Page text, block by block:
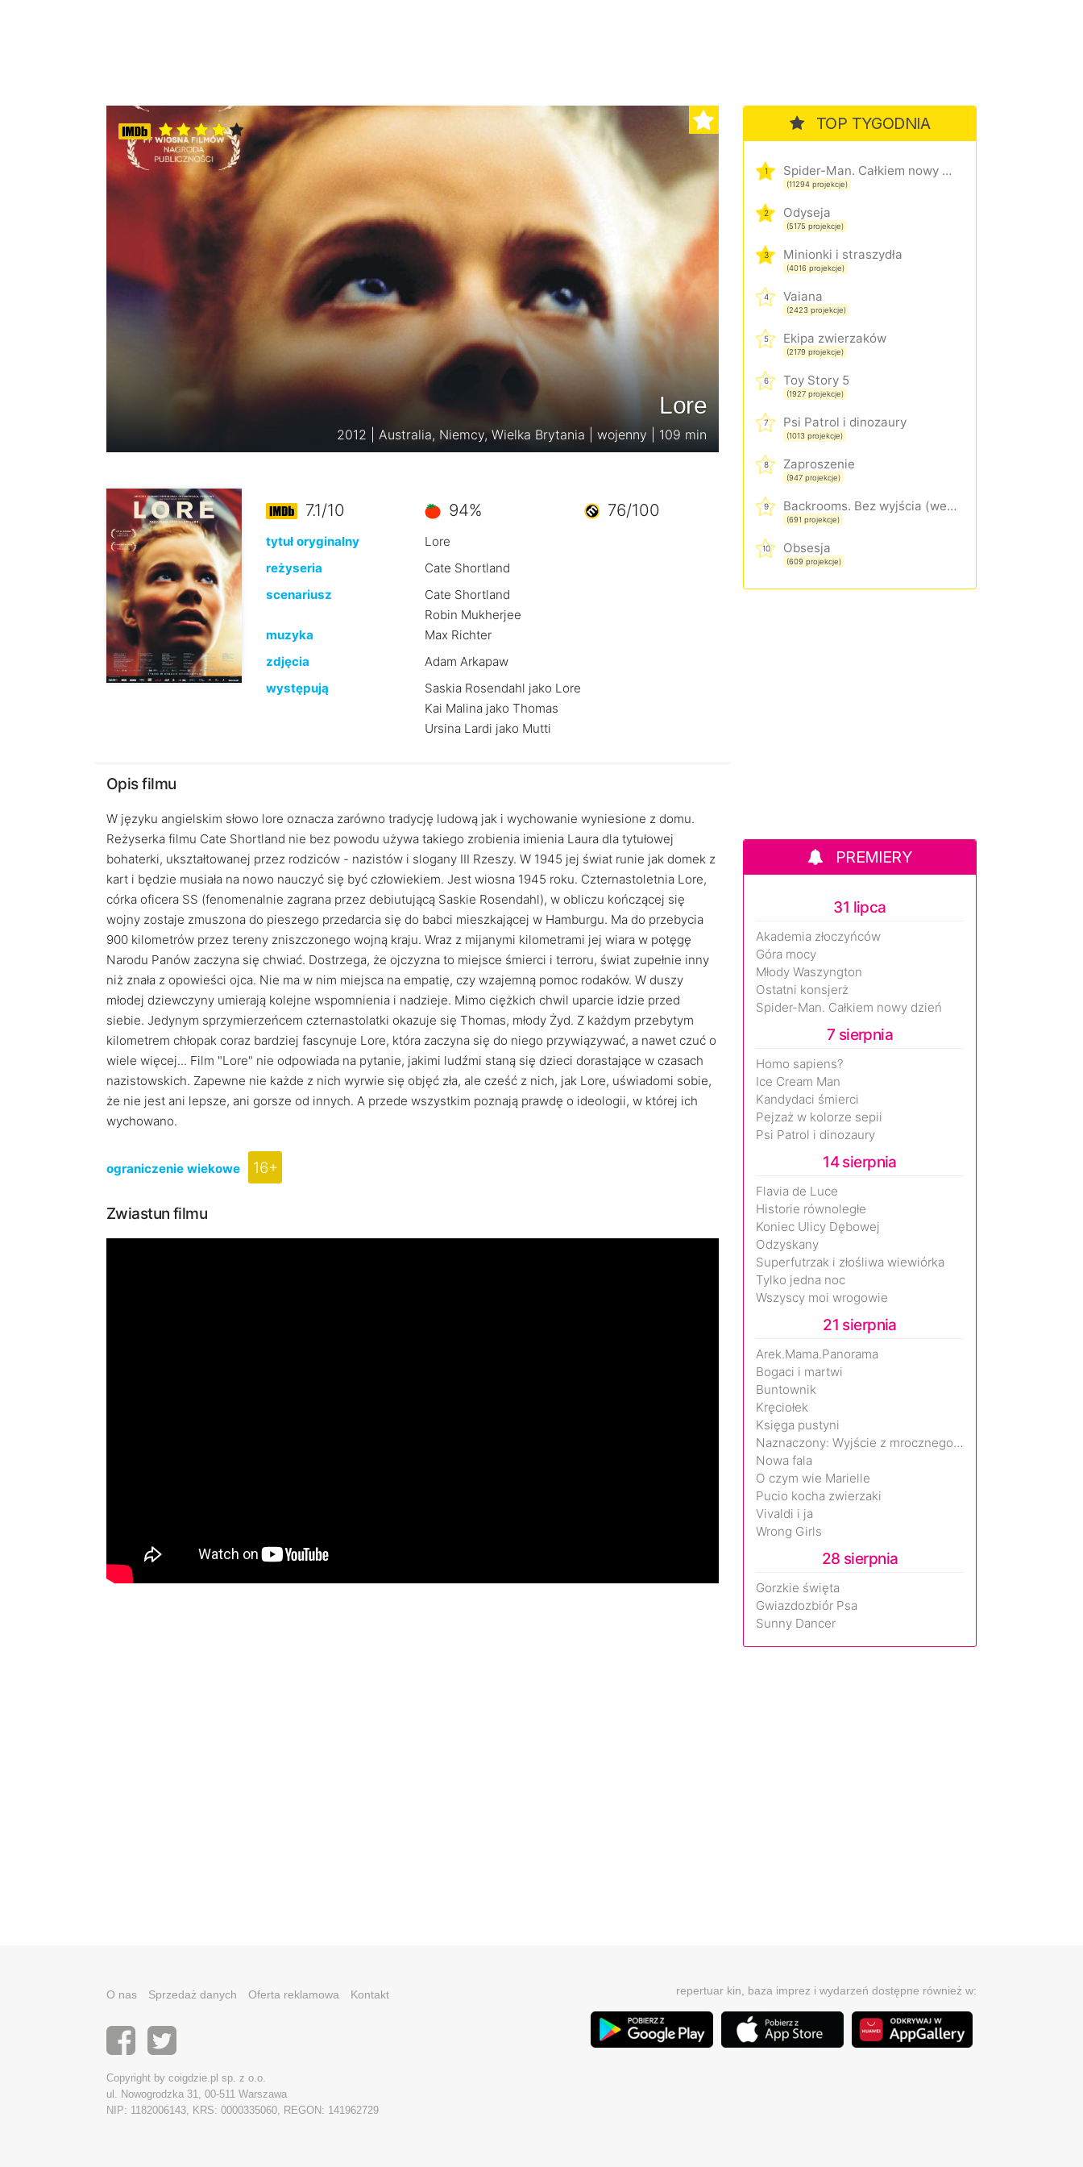
Lore
2012 | Australia, Niemcy, Wielka Brytania | wojenny | 109 min
7.1/10 94% 76/100
tytuł oryginalny
Lore
reżyseria
Cate Shortland
scenariusz
Cate Shortland
Robin Mukherjee
muzyka
Max Richter
zdjęcia
Adam Arkapaw
występują
Saskia Rosendahl jako Lore
Kai Malina jako Thomas
Ursina Lardi jako Mutti
Opis filmu
W języku angielskim słowo lore oznacza zarówno tradycję ludową jak i wychowanie wyniesione z domu.
Reżyserka filmu Cate Shortland nie bez powodu używa takiego zrobienia imienia Laura dla tytułowej
bohaterki, ukształtowanej przez rodziców - nazistów i slogany III Rzeszy. W 1945 jej świat runie jak domek z
kart i będzie musiała na nowo nauczyć się być człowiekiem. Jest wiosna 1945 roku. Czternastoletnia Lore,
córka oficera SS (fenomenalnie zagrana przez debiutującą Saskie Rosendahl), w obliczu kończącej się
wojny zostaje zmuszona do pieszego przedarcia się do babci mieszkającej w Hamburgu. Ma do przebycia
900 kilometrów przez tereny zniszczonego wojną kraju. Wraz z mijanymi kilometrami jej wiara w potęgę
Narodu Panów zaczyna się chwiać. Dostrzega, że ojczyzna to miejsce śmierci i terroru, świat zupełnie inny
niż znała z opowieści ojca. Nie ma w nim miejsca na empatię, czy wzajemną pomoc rodaków. W duszy
młodej dziewczyny umierają kolejne wspomnienia i nadzieje. Mimo ciężkich chwil uparcie idzie przed
siebie. Jedynym sprzymierzeńcem czternastolatki okazuje się Thomas, młody Żyd. Z każdym przebytym
kilometrem chłopak coraz bardziej fascynuje Lore, która zaczyna się do niego przywiązywać, a nawet czuć o
wiele więcej... Film "Lore" nie odpowiada na pytanie, jakimi ludźmi staną się dzieci dorastające w czasach
nazistowskich. Zapewne nie każde z nich wyrwie się objęć zła, ale cześć z nich, jak Lore, uświadomi sobie,
że nie jest ani lepsze, ani gorsze od innych. A przede wszystkim poznają prawdę o ideologii, w której ich
wychowano.
ograniczenie wiekowe 16+
Zwiastun filmu
TOP TYGODNIA
1 Spider-Man. Całkiem nowy dzień
(11294 projekcje)
2 Odyseja
(5175 projekcje)
3 Minionki i straszydła
(4016 projekcje)
4 Vaiana
(2423 projekcje)
5 Ekipa zwierzaków
(2179 projekcje)
6 Toy Story 5
(1927 projekcje)
7 Psi Patrol i dinozaury
(1013 projekcje)
8 Zaproszenie
(947 projekcje)
9 Backrooms. Bez wyjścia (wersja rozszerzona)
(691 projekcje)
10 Obsesja
(609 projekcje)
PREMIERY
31 lipca
Akademia złoczyńców
Góra mocy
Młody Waszyngton
Ostatni konsjerż
Spider-Man. Całkiem nowy dzień
7 sierpnia
Homo sapiens?
Ice Cream Man
Kandydaci śmierci
Pejzaż w kolorze sepii
Psi Patrol i dinozaury
14 sierpnia
Flavia de Luce
Historie równoległe
Koniec Ulicy Dębowej
Odzyskany
Superfutrzak i złośliwa wiewiórka
Tylko jedna noc
Wszyscy moi wrogowie
21 sierpnia
Arek.Mama.Panorama
Bogaci i martwi
Buntownik
Kręciołek
Księga pustyni
Naznaczony: Wyjście z mrocznego wymiaru
Nowa fala
O czym wie Marielle
Pucio kocha zwierzaki
Vivaldi i ja
Wrong Girls
28 sierpnia
Gorzkie święta
Gwiazdozbiór Psa
Sunny Dancer
O nas Sprzedaż danych Oferta reklamowa Kontakt
Copyright by coigdzie.pl sp. z o.o.
ul. Nowogrodzka 31, 00-511 Warszawa
NIP: 1182006143, KRS: 0000335060, REGON: 141962729
repertuar kin, baza imprez i wydarzeń dostępne również w: